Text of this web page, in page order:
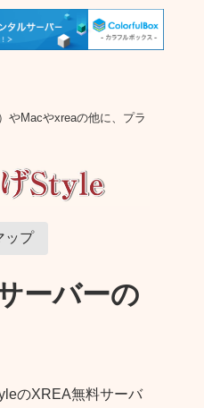
やMacやxreaの他に、プラ
ップ
ーバーの
のXREA無料サーバ